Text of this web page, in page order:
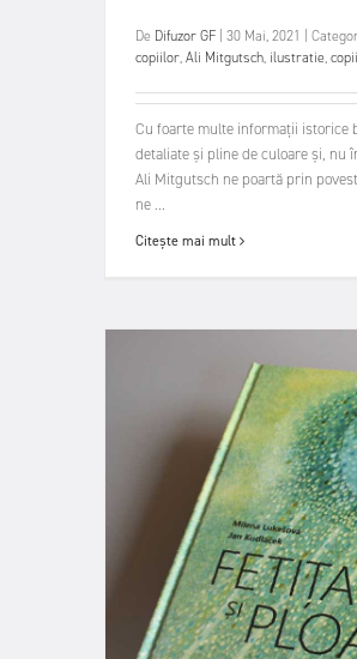
De Difuzor GF 30 Mai, 2021
copiilor,Ali Mitgutsch, ilustratie,copii
Cu foarte multe informații istorice
detaliate și pline de culoare și, nu
Ali Mitgutsch ne poartă prin
ne ...
Citește mai mult